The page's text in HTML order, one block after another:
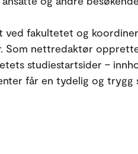
ved fakultetet og
Som nettredaktør
studiestartsider –
får en tydelig og trygg